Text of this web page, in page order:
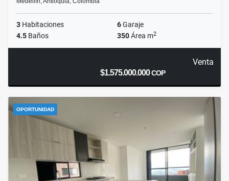
3 Habitaciones 6Garaje
4.5 Baños 350Área m2
Venta
$1.575.000.000COP
OPORTUNIDAD